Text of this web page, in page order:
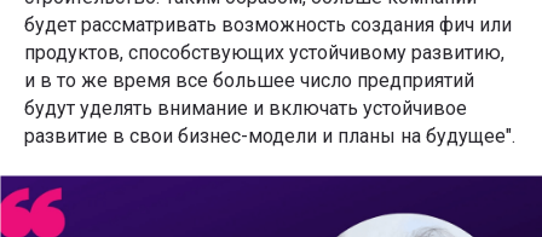
будет рассматривать возможность создания фич или
продуктов, способствующих устойчивому развитию,
и в то же время все большее число предприятий
будут уделять внимание и включать устойчивое
развитие в свои бизнес-модели и планы на будущее".